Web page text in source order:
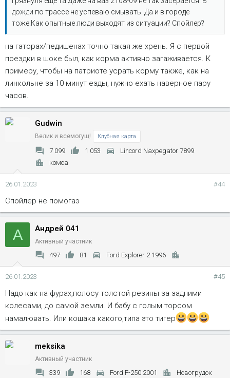
дожди по трассе не успеваю смывать. Да и в городе
тоже.Как опытные люди выходят из ситуации? Спойлер?
на гаторах/педишенах точно такая же хрень. Я с первой
поездки в шоке был, как корма активно загаживается. К
примеру, чтобы на патриоте усрать корму также, как на
линкольне за 10 минут езды, нужно ехать наверное пару
часов.
Gudwin
Велик и всемогущ! Клубная карта
7 099 1 053
Lincord Naxpegator 7899
комса
26.01.2023 #44
Спойлер не помогаэ
А Андрей 041
Активный участник
497 81 Ford Explorer 2 1996
26.01.2023 #45
Надо как на фурах,полосу толстой резины за задними
колесами, до самой земли. И бабу с голым торсом
намалювать. Или кошака какого,типа это тигер
meksika
Активный участник
339 168 Ford F-250 2001 Новогрудок